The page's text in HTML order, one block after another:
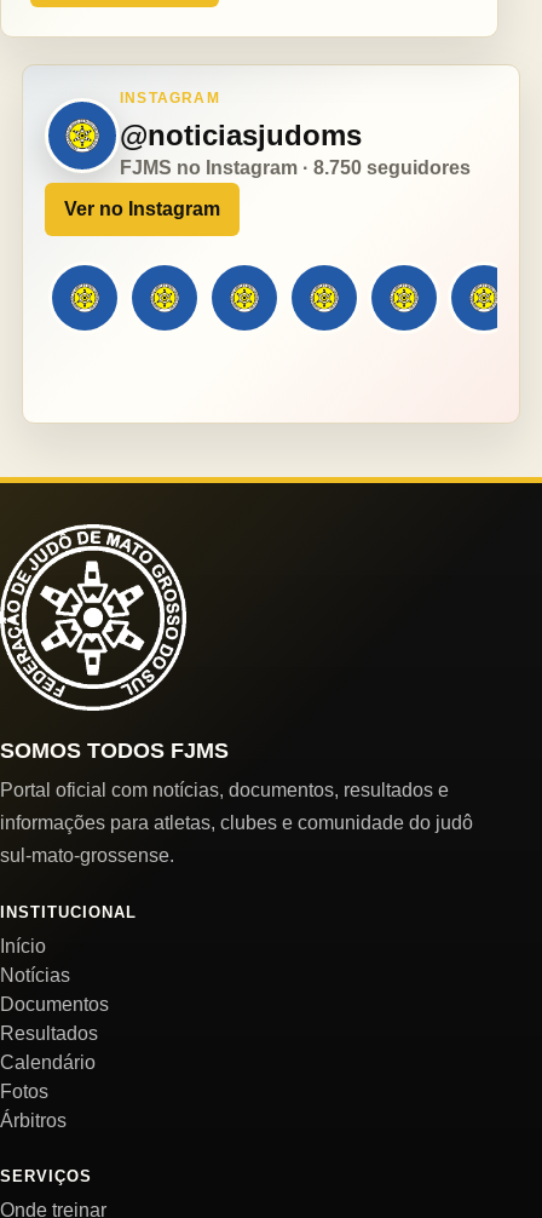
INSTAGRAM
@noticiasjudoms
FJMS no Instagram · 8.750 seguidores
Ver no Instagram
SOMOS TODOS FJMS
Portal oficial com notícias, documentos, resultados e
informações para atletas, clubes e comunidade do judô
sul-mato-grossense.
INSTITUCIONAL
Início
Notícias
Documentos
Resultados
Calendário
Fotos
Árbitros
SERVIÇOS
Onde treinar